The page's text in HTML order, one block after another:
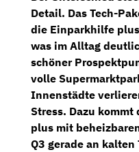
Detail. Das Tech-
die Einparkhilfe
was im Alltag
schöner
volle
Innenstädte
Stress. Dazu kommt
plus mit
Q3 gerade an